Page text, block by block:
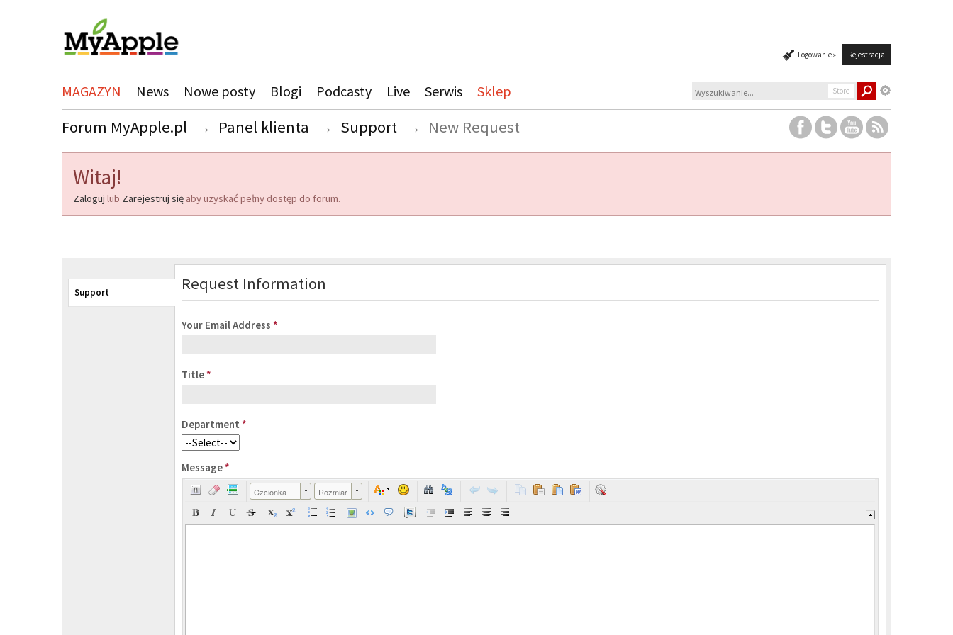
Logowanie » Rejestracja
MAGAZYN News Nowe posty Blogi Podcasty Live Serwis Sklep Store
Forum MyApple.pl → Panel klienta → Support → New Request
Witaj!
Zaloguj lub Zarejestruj się aby uzyskać pełny dostęp do forum.
Support Request Information
Your Email Address *
Title *
Department *
Message *
Czcionka Rozmiar